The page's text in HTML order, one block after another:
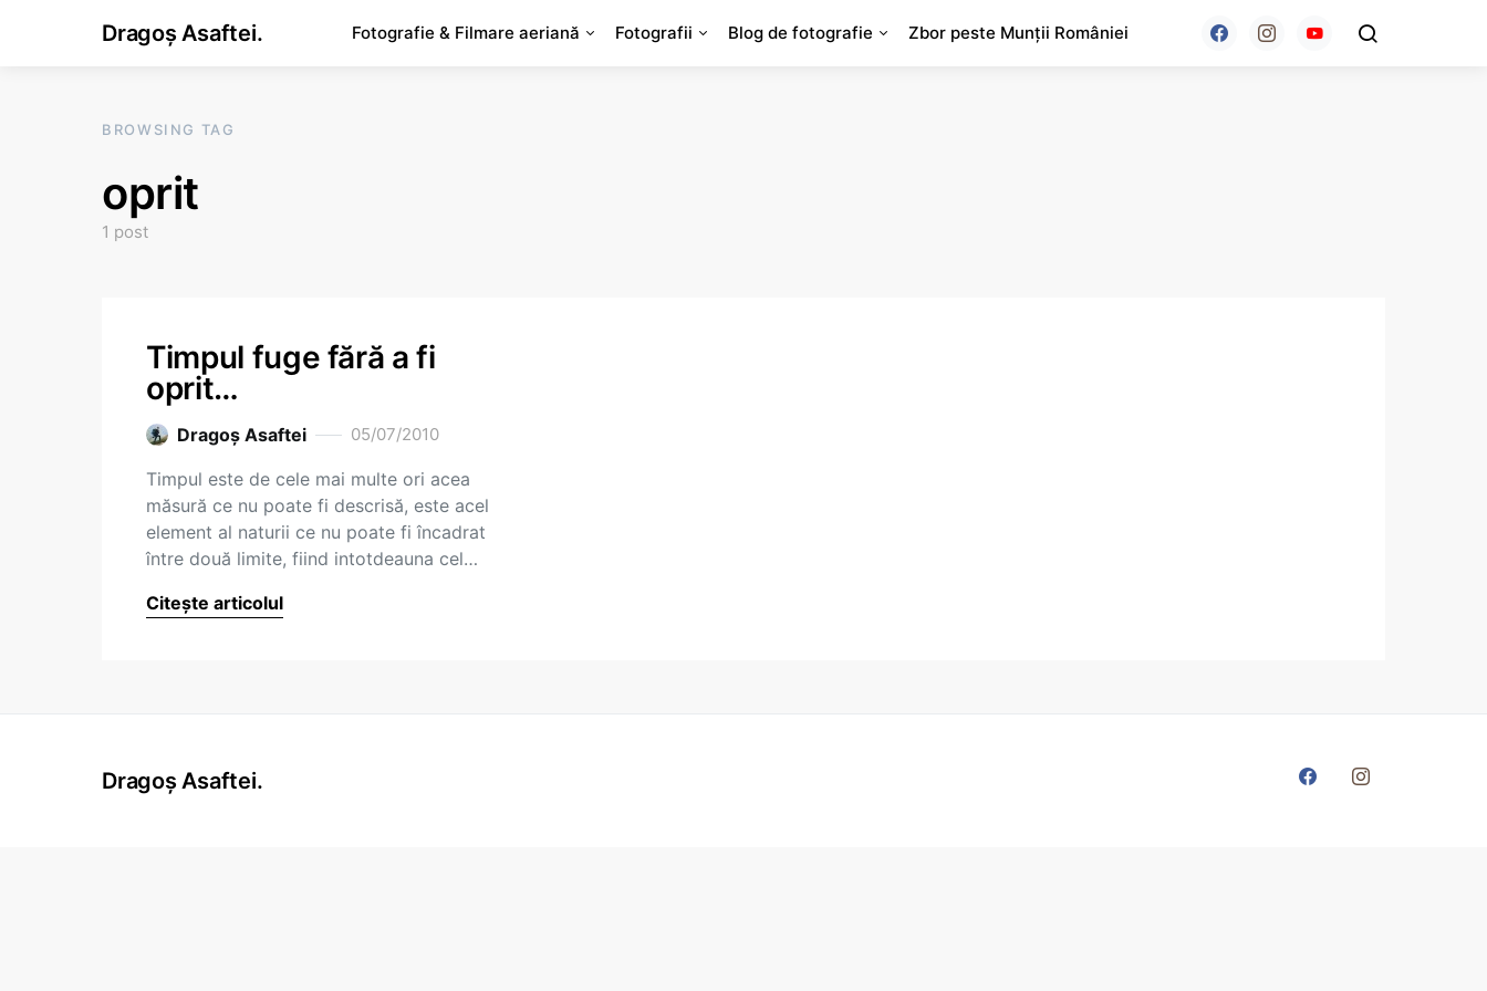
Dragoș Asaftei. Fotografie & Filmare aeriană Fotografii Blog de fotografie Zbor peste Munții României
BROWSING TAG
oprit
1 post
Timpul fuge fără a fi
oprit…
Dragoş Asaftei 05/07/2010
Timpul este de cele mai multe ori acea
măsură ce nu poate fi descrisă, este acel
element al naturii ce nu poate fi încadrat
între două limite, fiind intotdeauna cel…
Citește articolul
Dragoș Asaftei.